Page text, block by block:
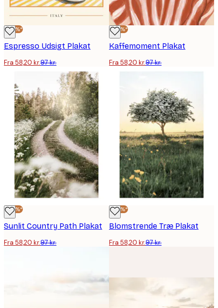
-40%*
Espresso Udsigt Plakat
Fra 58,20 kr.97 kr.
-40%*
Kaffemoment Plakat
Fra 58,20 kr.97 kr.
-40%*
Sunlit Country Path Plakat
Fra 58,20 kr.97 kr.
-40%*
Blomstrende Træ Plakat
Fra 58,20 kr.97 kr.